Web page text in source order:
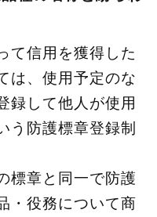
て信用を獲得した
は、使用予定のな
録して他人が使用
う防護標章登録制
標章と同一で防護
・役務について商